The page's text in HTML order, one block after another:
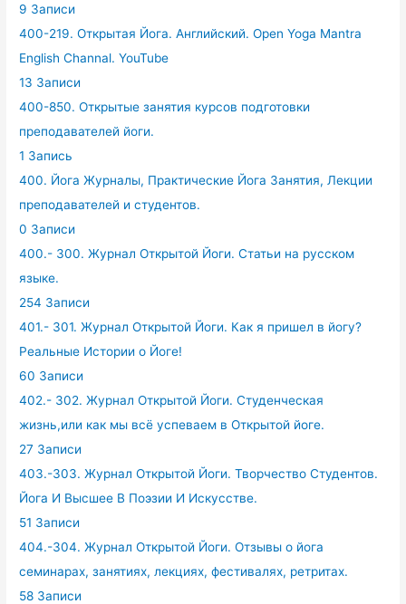
9 Записи
400-219. Открытая Йога. Английский. Open Yoga Mantra
English Channal. YouTube
13 Записи
400-850. Открытые занятия курсов подготовки
преподавателей йоги.
1 Запись
400. Йога Журналы, Практические Йога Занятия, Лекции
преподавателей и студентов.
0 Записи
400.- 300. Журнал Открытой Йоги. Статьи на русском
языке.
254 Записи
401.- 301. Журнал Открытой Йоги. Как я пришел в йогу?
Реальные Истории о Йоге!
60 Записи
402.- 302. Журнал Открытой Йоги. Студенческая
жизнь,или как мы всё успеваем в Открытой йоге.
27 Записи
403.-303. Журнал Открытой Йоги. Творчество Студентов.
Йога И Высшее В Поэзии И Искусстве.
51 Записи
404.-304. Журнал Открытой Йоги. Отзывы о йога
семинарах, занятиях, лекциях, фестивалях, ретритах.
58 Записи